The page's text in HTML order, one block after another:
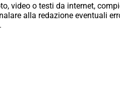
video o testi da internet,
alla redazione eventuali